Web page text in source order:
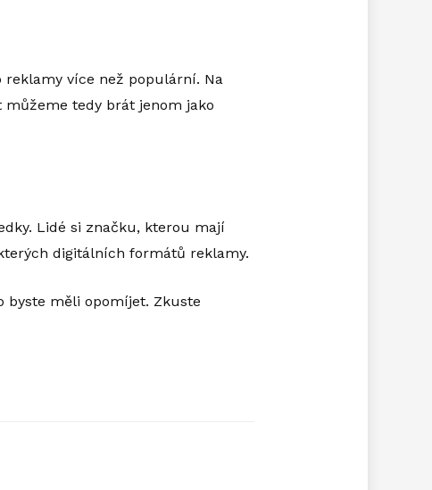
reklamy více než populární. Na
tedy brát jenom jako
Lidé si značku, kterou mají
digitálních formátů reklamy.
byste měli opomíjet. Zkuste